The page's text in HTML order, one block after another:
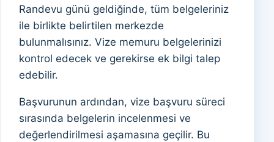
Randevu günü geldiğinde, tüm belgeleriniz
ile birlikte belirtilen merkezde
bulunmalısınız. Vize memuru belgelerinizi
kontrol edecek ve gerekirse ek bilgi talep
edebilir.
Başvurunun ardından, vize başvuru süreci
sırasında belgelerin incelenmesi ve
değerlendirilmesi aşamasına geçilir. Bu